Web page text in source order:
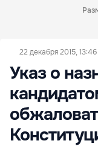
22 декабря 2015, 13:46
Указ о